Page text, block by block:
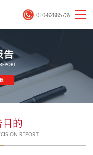
010-82885739
的
REPORT